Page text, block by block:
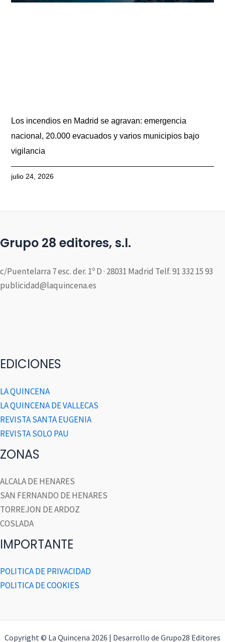
Los incendios en Madrid se agravan: emergencia
nacional, 20.000 evacuados y varios municipios bajo
vigilancia
julio 24, 2026
Grupo 28 editores, s.l.
c/Puentelarra 7 esc. der. 1º D · 28031 Madrid Telf. 91 332 15 93
publicidad@laquincena.es
EDICIONES
LA QUINCENA
LA QUINCENA DE VALLECAS
REVISTA SANTA EUGENIA
REVISTA SOLO PAU
ZONAS
ALCALA DE HENARES
SAN FERNANDO DE HENARES
TORREJON DE ARDOZ
COSLADA
IMPORTANTE
POLITICA DE PRIVACIDAD
POLITICA DE COOKIES
Copyright © La Quincena 2026 | Desarrollo de Grupo28 Editores